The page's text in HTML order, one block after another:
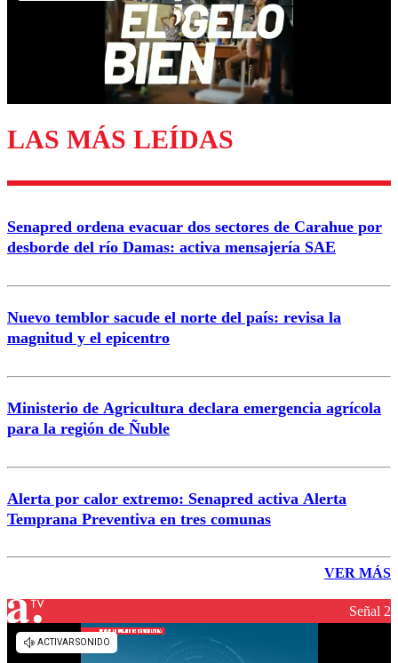
Enviar comentario
LAS MÁS LEÍDAS
Senapred ordena evacuar dos sectores de Carahue por
desborde del río Damas: activa mensajería SAE
Nuevo temblor sacude el norte del país: revisa la
magnitud y el epicentro
Ministerio de Agricultura declara emergencia agrícola
para la región de Ñuble
Alerta por calor extremo: Senapred activa Alerta
Temprana Preventiva en tres comunas
VER MÁS
Señal 2